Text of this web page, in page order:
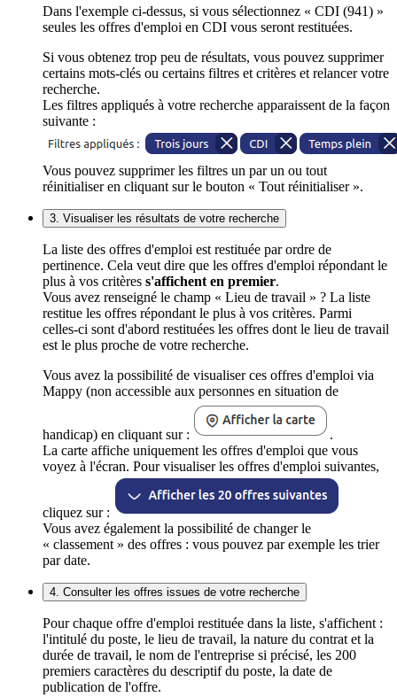
Dans l'exemple ci-dessus, si vous sélectionnez « CDI (941) »
seules les offres d'emploi en CDI vous seront restituées.
Si vous obtenez trop peu de résultats, vous pouvez supprimer
certains mots-clés ou certains filtres et critères et relancer votre
recherche.
Les filtres appliqués à votre recherche apparaissent de la façon
suivante :
Vous pouvez supprimer les filtres un par un ou tout
réinitialiser en cliquant sur le bouton « Tout réinitialiser ».
3. Visualiser les résultats de votre recherche
La liste des offres d'emploi est restituée par ordre de
pertinence. Cela veut dire que les offres d'emploi répondant le
plus à vos critères s'affichent en premier.
Vous avez renseigné le champ « Lieu de travail » ? La liste
restitue les offres répondant le plus à vos critères. Parmi
celles-ci sont d'abord restituées les offres dont le lieu de travail
est le plus proche de votre recherche.
Vous avez la possibilité de visualiser ces offres d'emploi via
Mappy (non accessible aux personnes en situation de
handicap) en cliquant sur :
.
La carte affiche uniquement les offres d'emploi que vous
voyez à l'écran. Pour visualiser les offres d'emploi suivantes,
cliquez sur :
Vous avez également la possibilité de changer le
« classement » des offres : vous pouvez par exemple les trier
par date.
4. Consulter les offres issues de votre recherche
Pour chaque offre d'emploi restituée dans la liste, s'affichent :
l'intitulé du poste, le lieu de travail, la nature du contrat et la
durée de travail, le nom de l'entreprise si précisé, les 200
premiers caractères du descriptif du poste, la date de
publication de l'offre.